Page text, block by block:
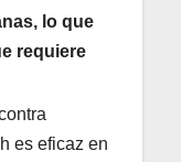
lo que
requiere
es eficaz en